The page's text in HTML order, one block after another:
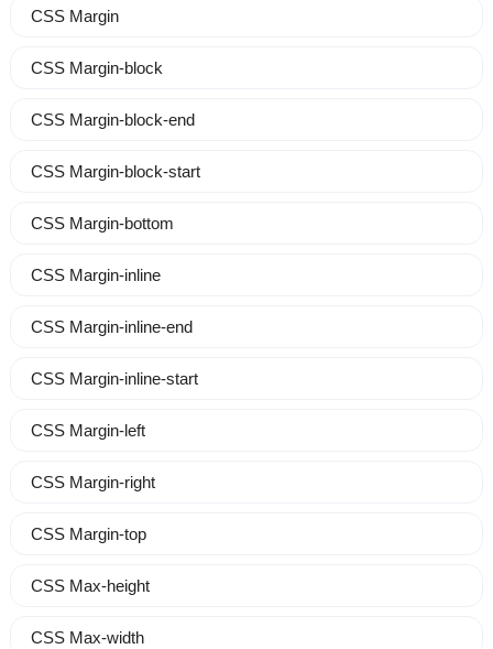
CSS Margin
CSS Margin-block
CSS Margin-block-end
CSS Margin-block-start
CSS Margin-bottom
CSS Margin-inline
CSS Margin-inline-end
CSS Margin-inline-start
CSS Margin-left
CSS Margin-right
CSS Margin-top
CSS Max-height
CSS Max-width